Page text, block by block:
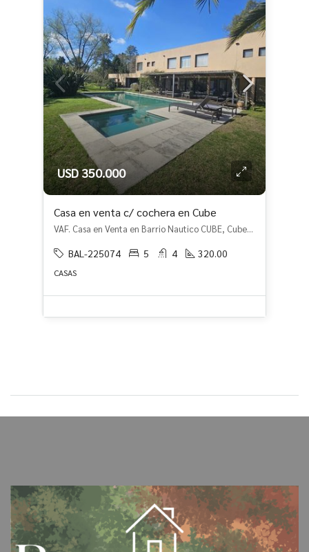
USD 350.000
Casa en venta c/ cochera en Cube
VAF. Casa en Venta en Barrio Nautico CUBE, Cube, Escobar
BAL-225074 5 4 320.00
CASAS